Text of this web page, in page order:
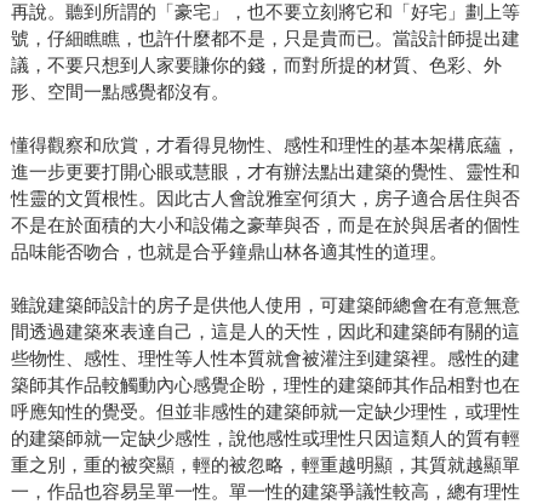
再說。聽到所謂的「豪宅」，也不要立刻將它和「好宅」劃上等
號，仔細瞧瞧，也許什麼都不是，只是貴而已。當設計師提出建
議，不要只想到人家要賺你的錢，而對所提的材質、色彩、外
形、空間一點感覺都沒有。
懂得觀察和欣賞，才看得見物性、感性和理性的基本架構底蘊，
進一步更要打開心眼或慧眼，才有辦法點出建築的覺性、靈性和
性靈的文質根性。因此古人會說雅室何須大，房子適合居住與否
不是在於面積的大小和設備之豪華與否，而是在於與居者的個性
品味能否吻合，也就是合乎鐘鼎山林各適其性的道理。
雖說建築師設計的房子是供他人使用，可建築師總會在有意無意
間透過建築來表達自己，這是人的天性，因此和建築師有關的這
些物性、感性、理性等人性本質就會被灌注到建築裡。感性的建
築師其作品較觸動內心感覺企盼，理性的建築師其作品相對也在
呼應知性的覺受。但並非感性的建築師就一定缺少理性，或理性
的建築師就一定缺少感性，說他感性或理性只因這類人的質有輕
重之別，重的被突顯，輕的被忽略，輕重越明顯，其質就越顯單
一，作品也容易呈單一性。單一性的建築爭議性較高，總有理性